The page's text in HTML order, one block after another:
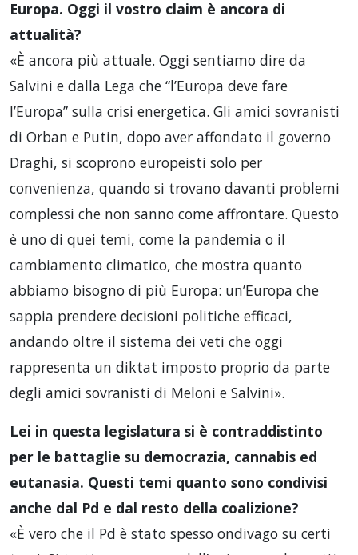
Europa. Oggi il vostro claim è ancora di
attualità?
«È ancora più attuale. Oggi sentiamo dire da
Salvini e dalla Lega che “l’Europa deve fare
l’Europa” sulla crisi energetica. Gli amici sovranisti
di Orban e Putin, dopo aver affondato il governo
Draghi, si scoprono europeisti solo per
convenienza, quando si trovano davanti problemi
complessi che non sanno come affrontare. Questo
è uno di quei temi, come la pandemia o il
cambiamento climatico, che mostra quanto
abbiamo bisogno di più Europa: un’Europa che
sappia prendere decisioni politiche efficaci,
andando oltre il sistema dei veti che oggi
rappresenta un diktat imposto proprio da parte
degli amici sovranisti di Meloni e Salvini».
Lei in questa legislatura si è contraddistinto
per le battaglie su democrazia, cannabis ed
eutanasia. Questi temi quanto sono condivisi
anche dal Pd e dal resto della coalizione?
«È vero che il Pd è stato spesso ondivago su certi